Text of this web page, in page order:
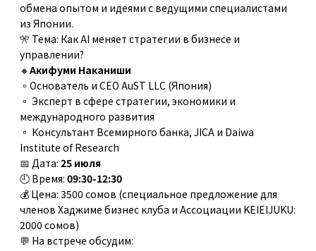
обмена опытом и идеями с ведущими специалистами
из Японии.
🎌 Тема: Как AI меняет стратегии в бизнесе и
управлении?
🔸Акифуми Наканиши
▫️Основатель и CEO AuST LLC (Япония)
▫️ Эксперт в сфере стратегии, экономики и
международного развития
▫️ Консультант Всемирного банка, JICA и Daiwa
Institute of Research
📅 Дата: 25 июля
🕘 Время: 09:30-12:30
💰 Цена: 3500 сомов (специальное предложение для
членов Хаджиме бизнес клуба и Ассоциации KEIEIJUKU:
2000 сомов)
💬 На встрече обсудим: